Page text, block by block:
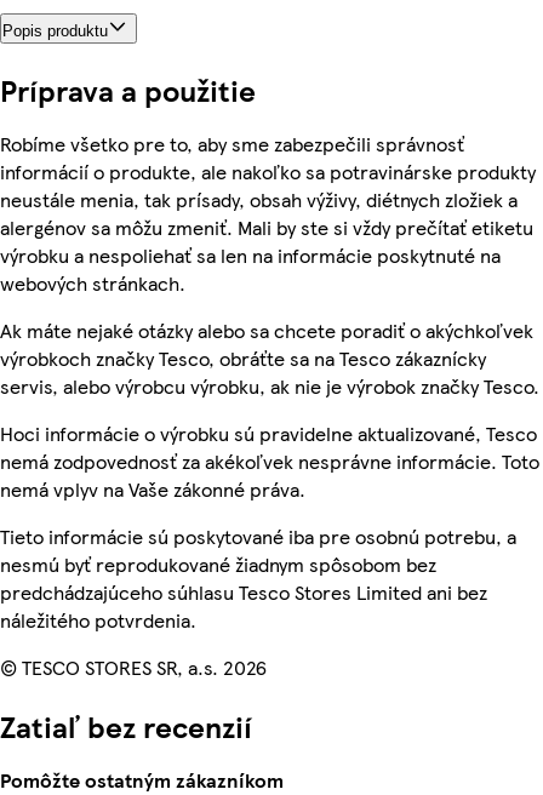
Popis produktu
Príprava a použitie
Robíme všetko pre to, aby sme zabezpečili správnosť
informácií o produkte, ale nakoľko sa potravinárske produkty
neustále menia, tak prísady, obsah výživy, diétnych zložiek a
alergénov sa môžu zmeniť. Mali by ste si vždy prečítať etiketu
výrobku a nespoliehať sa len na informácie poskytnuté na
webových stránkach.
Ak máte nejaké otázky alebo sa chcete poradiť o akýchkoľvek
výrobkoch značky Tesco, obráťte sa na Tesco zákaznícky
servis, alebo výrobcu výrobku, ak nie je výrobok značky Tesco.
Hoci informácie o výrobku sú pravidelne aktualizované, Tesco
nemá zodpovednosť za akékoľvek nesprávne informácie. Toto
nemá vplyv na Vaše zákonné práva.
Tieto informácie sú poskytované iba pre osobnú potrebu, a
nesmú byť reprodukované žiadnym spôsobom bez
predchádzajúceho súhlasu Tesco Stores Limited ani bez
náležitého potvrdenia.
© TESCO STORES SR, a.s. 2026
Zatiaľ bez recenzií
Pomôžte ostatným zákazníkom